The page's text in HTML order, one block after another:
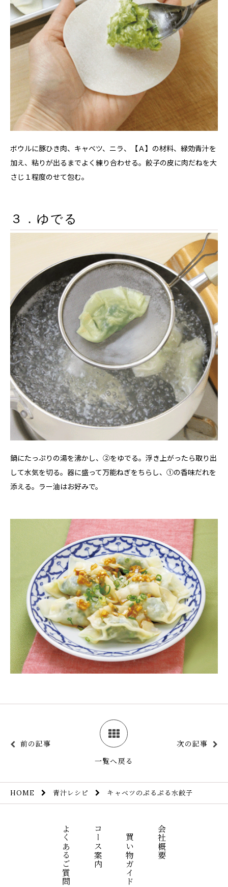
ボウルに豚ひき肉、キャベツ、ニラ、【Ａ】の材料、緑効青汁を
加え、粘りが出るまでよく練り合わせる。餃子の皮に肉だねを大
さじ１程度のせて包む。
３．ゆでる
鍋にたっぷりの湯を沸かし、②をゆでる。浮き上がったら取り出
して水気を切る。器に盛って万能ねぎをちらし、①の香味だれを
添える。ラー油はお好みで。
前の記事
一覧へ戻る
次の記事
HOME 青汁レシピ キャベツのぷるぷる水餃子
会社概要
お買い物ガイド
コース案内
よくあるご質問